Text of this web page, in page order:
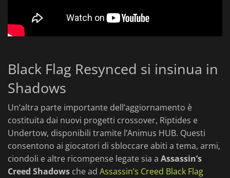
Black Flag Resynced si insinua in
Shadows
Un’altra parte importante dell’aggiornamento è
costituita dai nuovi progetti crossover, Riptides e
Undertow, disponibili tramite l’Animus HUB. Questi
consentono ai giocatori di sbloccare abiti a tema, armi,
ciondoli e altre ricompense legate sia a Assassin’s
Creed Shadows che ad Assassin’s Creed Black Flag